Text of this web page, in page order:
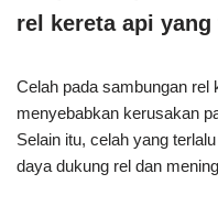
rel kereta api
Celah pada sambungan rel
menyebabkan kerusakan
Selain itu, celah yang
daya dukung rel dan